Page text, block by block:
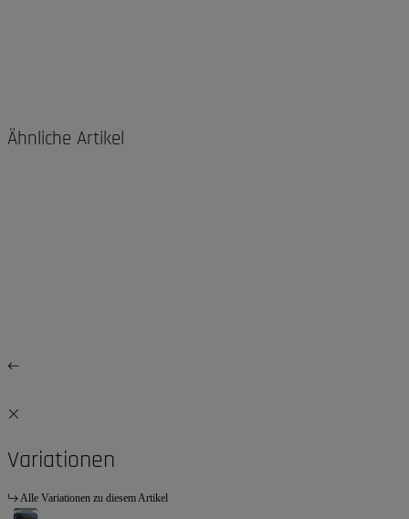
Ähnliche Artikel
Variationen
Alle Variationen zu diesem Artikel